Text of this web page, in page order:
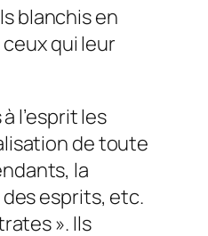
blanchis en
qui leur
l’esprit les
de toute
la
esprits, etc.
». Ils